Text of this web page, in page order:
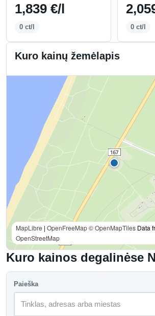
1,839 €/l
0 ct/l 0 ct/l
Kuro kainos degalinėse
Paieška
Kuro kainų žemėlapis
MapLibre | OpenFreeMap© OpenMapTiles Data
OpenStreetMap